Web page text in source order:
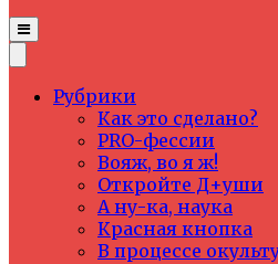
Рубрики
Как это сделано?
PRO-фессии
Вояж, во я ж!
Откройте Д+уши
А ну-ка, наука
Красная кнопка
В процессе